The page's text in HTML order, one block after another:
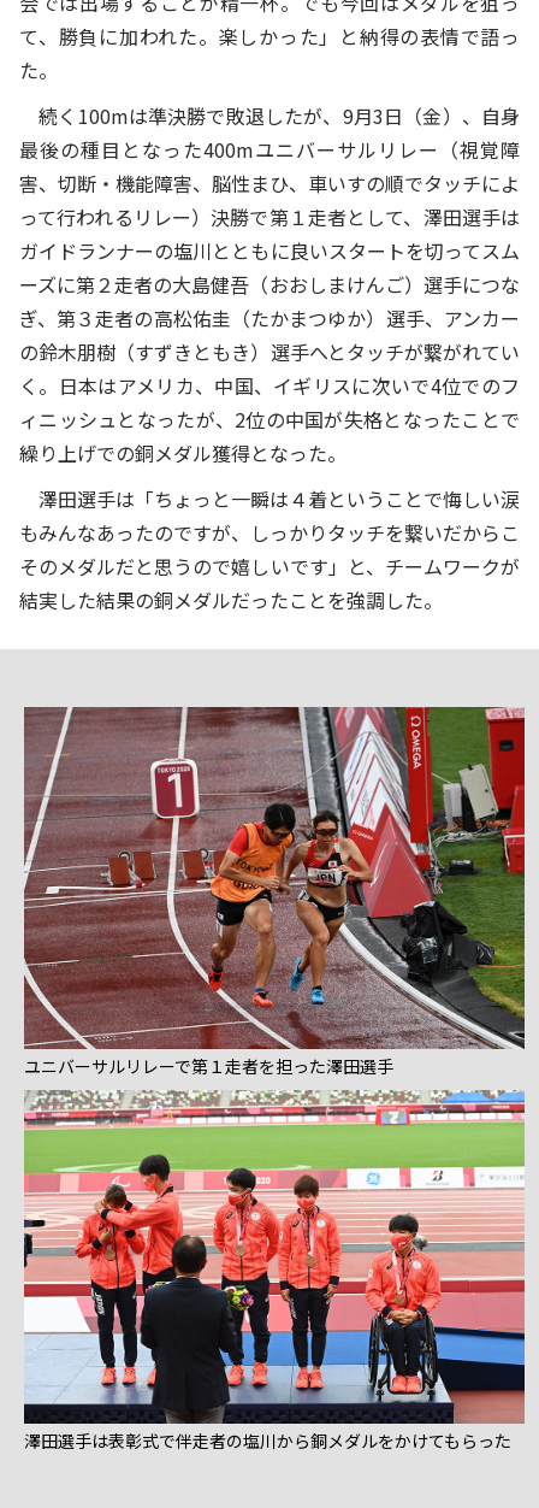
て、勝負に加われた。楽しかった」と納得の表情で語っ
た。
続く100mは準決勝で敗退したが、9月3日（金）、自身
最後の種目となった400mユニバーサルリレー（視覚障
害、切断・機能障害、脳性まひ、車いすの順でタッチによ
って行われるリレー）決勝で第１走者として、澤田選手は
ガイドランナーの塩川とともに良いスタートを切ってスム
ーズに第２走者の大島健吾（おおしまけんご）選手につな
ぎ、第３走者の高松佑圭（たかまつゆか）選手、アンカー
の鈴木朋樹（すずきともき）選手へとタッチが繋がれてい
く。日本はアメリカ、中国、イギリスに次いで4位でのフ
ィニッシュとなったが、2位の中国が失格となったことで
繰り上げでの銅メダル獲得となった。
澤田選手は「ちょっと一瞬は４着ということで悔しい涙
もみんなあったのですが、しっかりタッチを繋いだからこ
そのメダルだと思うので嬉しいです」と、チームワークが
結実した結果の銅メダルだったことを強調した。
ユニバーサルリレーで第１走者を担った澤田選手
澤田選手は表彰式で伴走者の塩川から銅メダルをかけてもらった